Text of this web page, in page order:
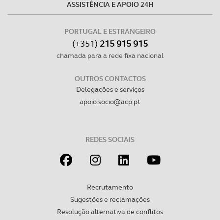
dados pessoais serão realizadas apenas com o seu
necessário no contexto dos serviços a prestar.
Realçamos que o bloqueio de certo tipo de Cookies e
experiência de navegação no Website e nos serviços
ASSISTÊNCIA E APOIO 24H
PORTUGAL E ESTRANGEIRO
(+351) 215 915 915
chamada para a rede fixa nacional
OUTROS CONTACTOS
Delegações e serviços
apoio.socio@acp.pt
REDES SOCIAIS
Recrutamento
Sugestões e reclamações
Resolução alternativa de conflitos